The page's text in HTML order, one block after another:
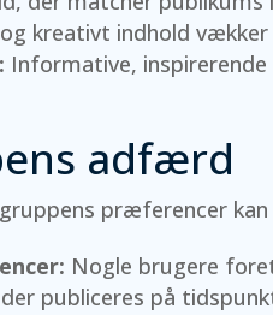
kreativt indhold
Informative,
adfærd
præferencer
Nogle brugere
publiceres på